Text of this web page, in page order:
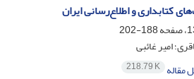
کتابداری و اطلاع‌رسانی ایران
188-202
امیر غائبی
مقاله 218.79 K